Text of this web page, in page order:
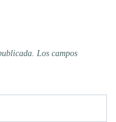
Los campos